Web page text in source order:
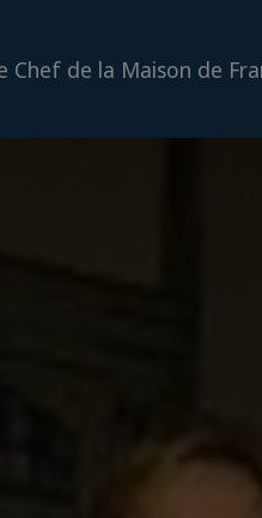
Chef de la Maison de